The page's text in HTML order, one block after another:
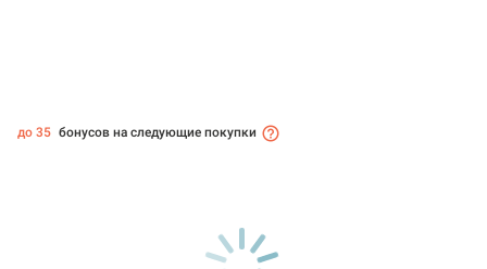
до 35 бонусов на следующие покупки